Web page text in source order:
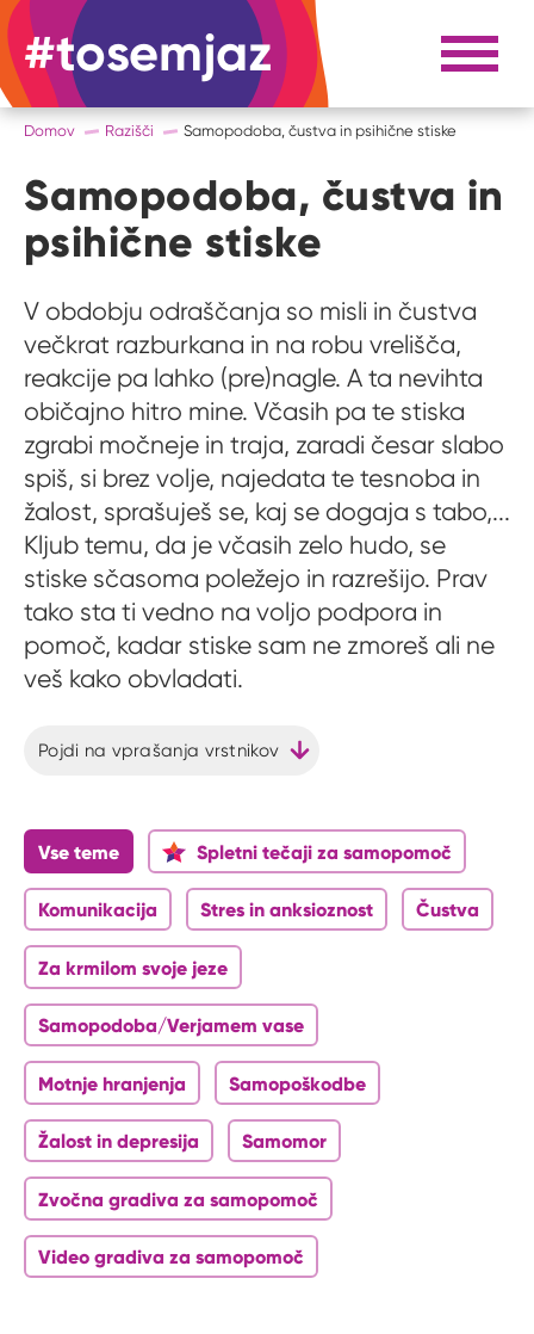
#tosemjaz #to sem jaz Razpri
Domov Razišči Samopodoba, čustva in psihične stiske
Samopodoba, čustva in
psihične stiske
V obdobju odraščanja so misli in čustva
večkrat razburkana in na robu vrelišča,
reakcije pa lahko (pre)nagle. A ta nevihta
običajno hitro mine. Včasih pa te stiska
zgrabi močneje in traja, zaradi česar slabo
spiš, si brez volje, najedata te tesnoba in
žalost, sprašuješ se, kaj se dogaja s tabo,...
Kljub temu, da je včasih zelo hudo, se
stiske sčasoma poležejo in razrešijo. Prav
tako sta ti vedno na voljo podpora in
pomoč, kadar stiske sam ne zmoreš ali ne
veš kako obvladati.
Pojdi na vprašanja vrstnikov
Vse teme Spletni tečaji za samopomoč
Komunikacija Stres in anksioznost Čustva
Za krmilom svoje jeze
Samopodoba/Verjamem vase
Motnje hranjenja Samopoškodbe
Žalost in depresija Samomor
Zvočna gradiva za samopomoč
Video gradiva za samopomoč